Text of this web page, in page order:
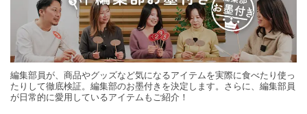
編集部員が、商品やグッズなど気になるアイテムを実際に食べたり使っ
たりして徹底検証。編集部のお墨付きを決定します。さらに、編集部員
が日常的に愛用しているアイテムもご紹介！